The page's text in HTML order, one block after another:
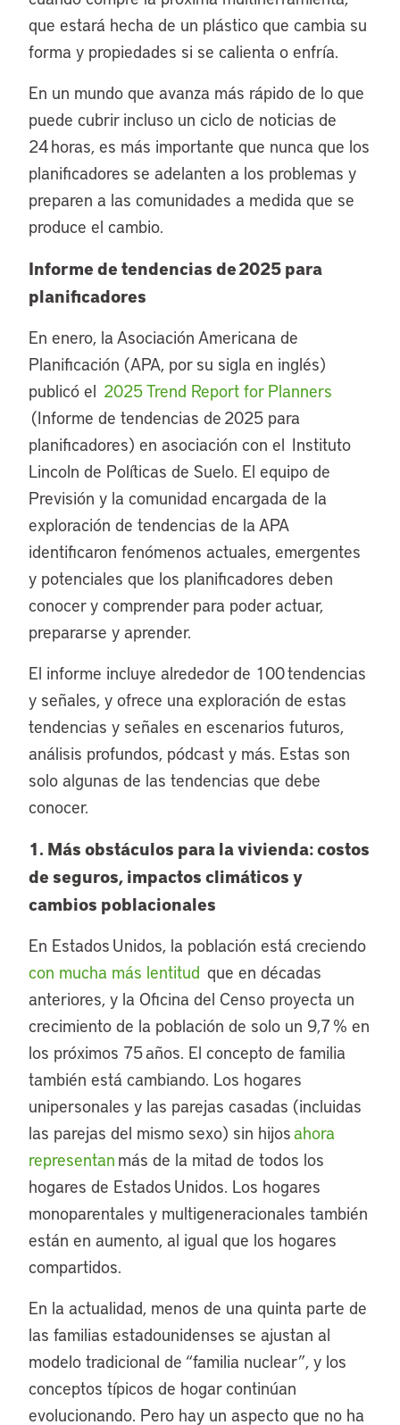
que estará hecha de un plástico que cambia su
forma y propiedades si se calienta o enfría.
En un mundo que avanza más rápido de lo que
puede cubrir incluso un ciclo de noticias de
24 horas, es más importante que nunca que los
planificadores se adelanten a los problemas y
preparen a las comunidades a medida que se
produce el cambio.
Informe de tendencias de 2025 para
planificadores
En enero, la Asociación Americana de
Planificación (APA, por su sigla en inglés)
publicó el 2025 Trend Report for Planners
(Informe de tendencias de 2025 para
planificadores) en asociación con el Instituto
Lincoln de Políticas de Suelo. El equipo de
Previsión y la comunidad encargada de la
exploración de tendencias de la APA
identificaron fenómenos actuales, emergentes
y potenciales que los planificadores deben
conocer y comprender para poder actuar,
prepararse y aprender.
El informe incluye alrededor de 100 tendencias
y señales, y ofrece una exploración de estas
tendencias y señales en escenarios futuros,
análisis profundos, pódcast y más. Estas son
solo algunas de las tendencias que debe
conocer.
1. Más obstáculos para la vivienda: costos
de seguros, impactos climáticos y
cambios poblacionales
En Estados Unidos, la población está creciendo
con mucha más lentitud que en décadas
anteriores, y la Oficina del Censo proyecta un
crecimiento de la población de solo un 9,7 % en
los próximos 75 años. El concepto de familia
también está cambiando. Los hogares
unipersonales y las parejas casadas (incluidas
las parejas del mismo sexo) sin hijosahora
representan más de la mitad de todos los
hogares de Estados Unidos. Los hogares
monoparentales y multigeneracionales también
están en aumento, al igual que los hogares
compartidos.
En la actualidad, menos de una quinta parte de
las familias estadounidenses se ajustan al
modelo tradicional de “familia nuclear”, y los
conceptos típicos de hogar continúan
evolucionando. Pero hay un aspecto que no ha